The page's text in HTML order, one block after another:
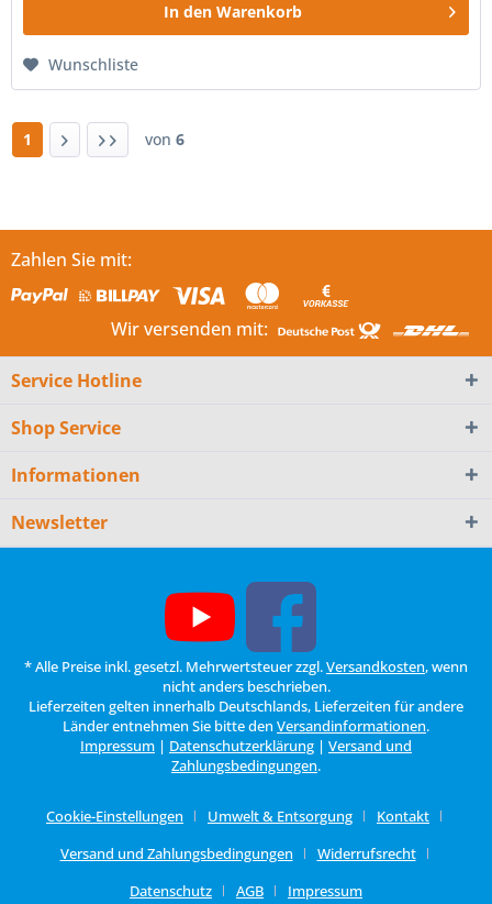
In den Warenkorb
Wunschliste
1 von 6
Zahlen Sie mit:
Wir versenden mit:
Service Hotline
Shop Service
Informationen
Newsletter
* Alle Preise inkl. gesetzl. Mehrwertsteuer zzgl.Versandkosten, wenn
nicht anders beschrieben.
Lieferzeiten gelten innerhalb Deutschlands, Lieferzeiten für andere
Länder entnehmen Sie bitte den Versandinformationen.
Impressum | Datenschutzerklärung | Versand und
Zahlungsbedingungen.
Cookie-Einstellungen Umwelt & Entsorgung
Kontakt
Versand und Zahlungsbedingungen
Widerrufsrecht
Datenschutz
AGB Impressum